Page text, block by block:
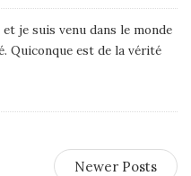
je suis venu dans le monde
Quiconque est de la vérité
Newer Posts